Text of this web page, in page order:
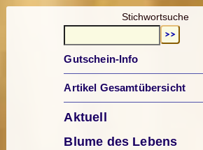
Stichwortsuche
Gutschein-Info
Artikel Gesamtübersicht
Aktuell
Blume des Lebens